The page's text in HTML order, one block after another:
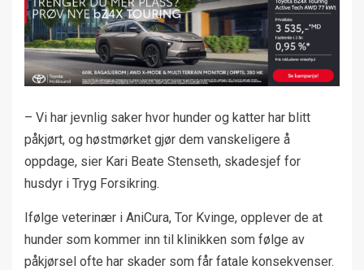
– Vi har jevnlig saker hvor hunder og katter har blitt
påkjørt, og høstmørket gjør dem vanskeligere å
oppdage, sier Kari Beate Stenseth, skadesjef for
husdyr i Tryg Forsikring.
Ifølge veterinær i AniCura, Tor Kvinge, opplever de at
hunder som kommer inn til klinikken som følge av
påkjørsel ofte har skader som får fatale konsekvenser.